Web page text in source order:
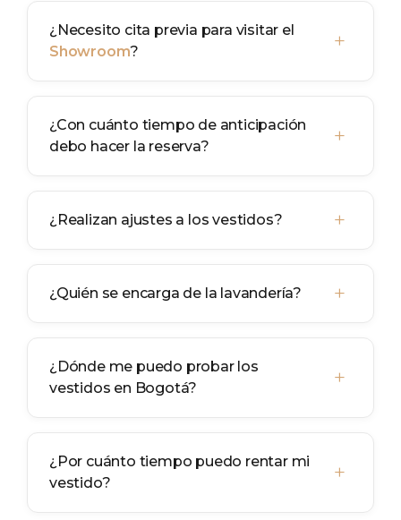
¿Necesito cita previa para visitar el
Showroom? +
¿Con cuánto tiempo de anticipación
debo hacer la reserva?
+
¿Realizan ajustes a los vestidos? +
¿Quién se encarga de la lavandería? +
¿Dónde me puedo probar los
vestidos en Bogotá?
+
¿Por cuánto tiempo puedo rentar mi
vestido?
+